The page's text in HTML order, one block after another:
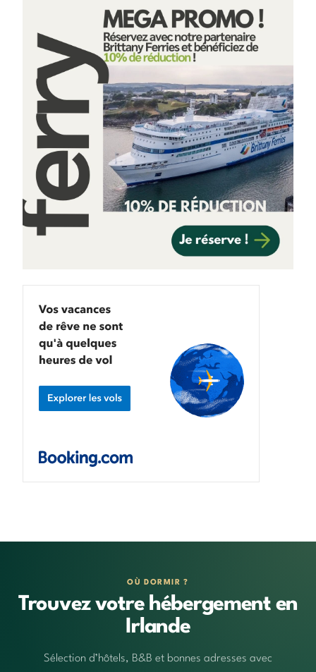
OÙ DORMIR ?
Trouvez votre hébergement en
Irlande
Sélection d’hôtels, B&B et bonnes adresses avec